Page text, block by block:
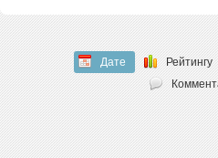
Дате Рейтингу